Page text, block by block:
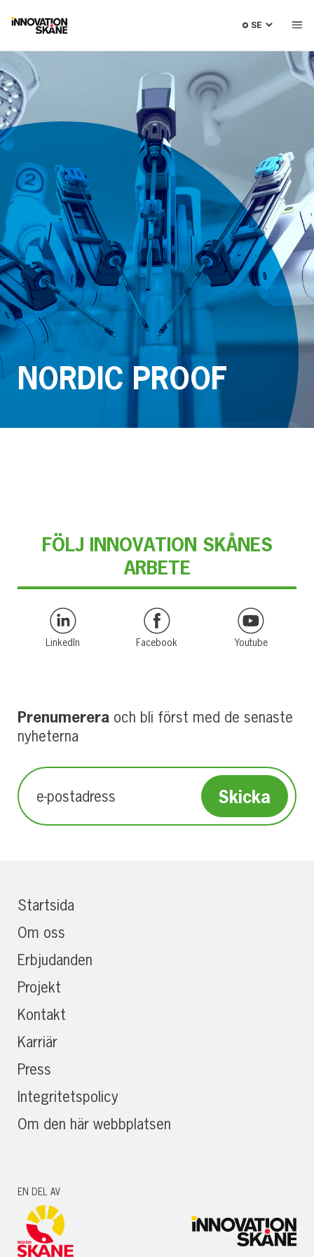
NORDIC PROOF
FÖLJ INNOVATION SKÅNES
ARBETE
LinkedIn Facebook Youtube
Prenumerera och bli först med de senaste
nyheterna
Startsida
Om oss
Erbjudanden
Projekt
Kontakt
Karriär
Press
Integritetspolicy
Om den här webbplatsen
EN DEL AV